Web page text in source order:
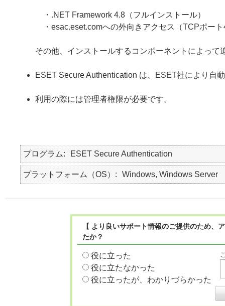
・.NET Framework 4.8（フルインストール）
・esac.eset.comへの外向きアクセス（TCPポート
その他、インストールするコンポーネントによっ
ESET Secure Authentication は、ESET社により自
利用の際には管理者権限が必要です。
プログラム ESET Secure Authentication
プラットフォーム（OS） Windows, Windows Server
【 より良いサポート情報のご提供のため
たか？
役に立った
役に立たなかった
役に立ったが、わかりづらかった